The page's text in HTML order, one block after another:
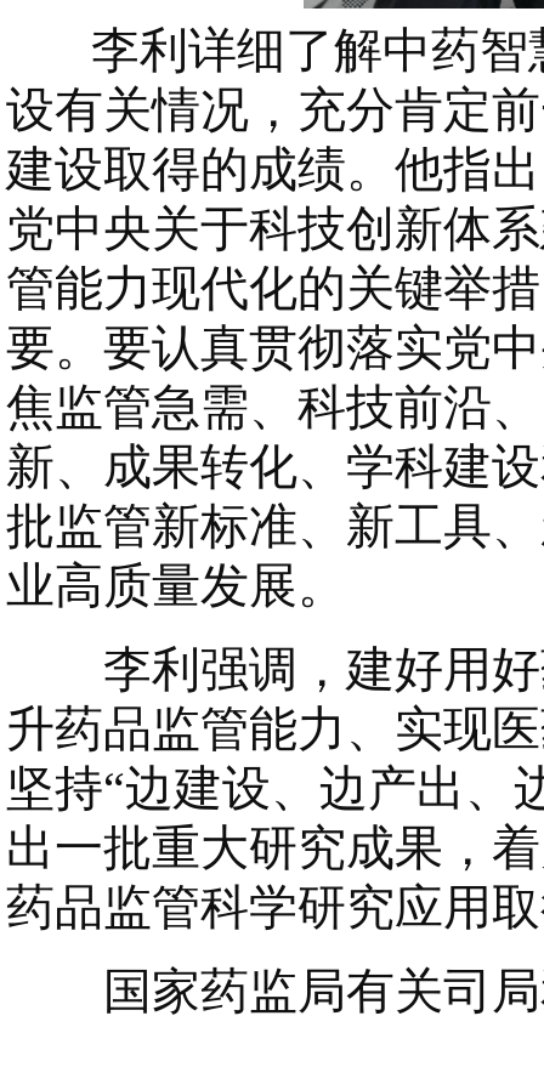
李利详细了解中药智
设有关情况，充分肯定
建设取得的成绩。他指
党中央关于科技创新体
管能力现代化的关键举
要。要认真贯彻落实党
焦监管急需、科技前沿
新、成果转化、学科建
批监管新标准、新工具
业高质量发展。
李利强调，建好用好
升药品监管能力、实现
坚持“边建设、边产出、
出一批重大研究成果，
药品监管科学研究应用
国家药监局有关司局